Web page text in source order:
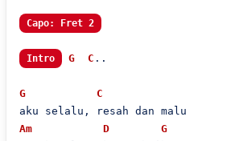
Capo: Fret 2
Intro G C ..
G
C
Am
D
G